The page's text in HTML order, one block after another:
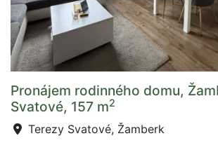
Pronájem rodinného domu,
Svatové, 157 m2
Terezy Svatové, Žamberk